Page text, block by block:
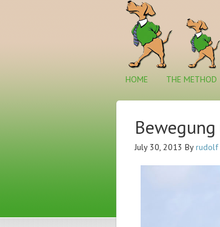
HOME THE METHOD
July 30, 2013 Byrudolf